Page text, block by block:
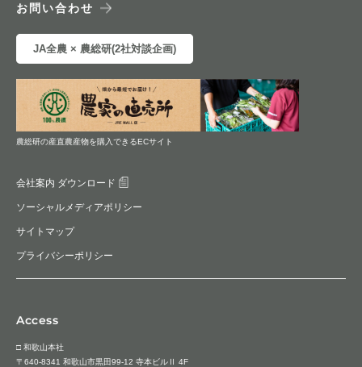
お問い合わせ
JA全農 × 農総研(2社対談企画)
農総研の産直農産物を購入できるECサイト
会社案内 ダウンロード
ソーシャルメディアポリシー
サイトマップ
プライバシーポリシー
Access
□ 和歌山本社
〒640-8341 和歌山市黒田99-12 寺本ビルⅡ 4F